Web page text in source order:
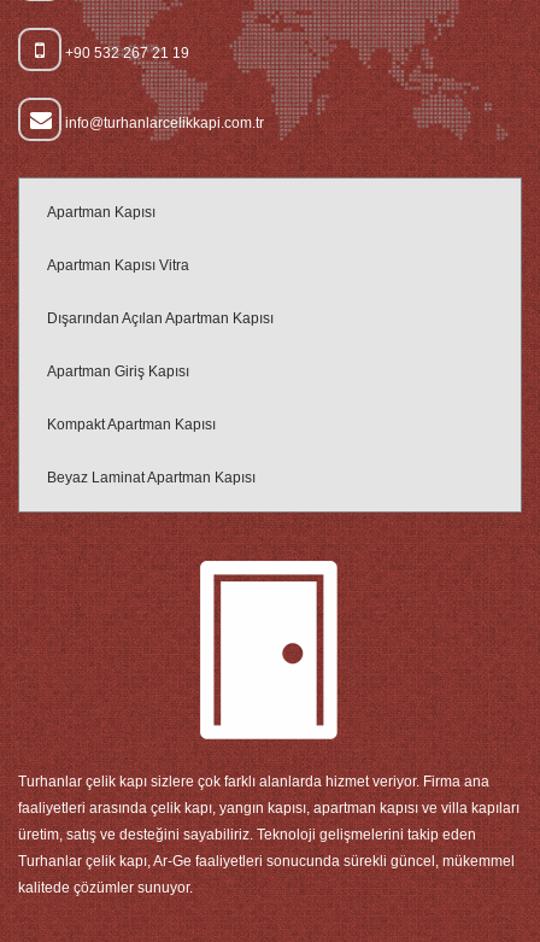
+90 532 267 21 19
info@turhanlarcelikkapi.com.tr
Apartman Kapısı
Apartman Kapısı Vitra
Dışarından Açılan Apartman Kapısı
Apartman Giriş Kapısı
Kompakt Apartman Kapısı
Beyaz Laminat Apartman Kapısı
Turhanlar çelik kapı sizlere çok farklı alanlarda hizmet veriyor. Firma ana
faaliyetleri arasında çelik kapı, yangın kapısı, apartman kapısı ve villa kapıları
üretim, satış ve desteğini sayabiliriz. Teknoloji gelişmelerini takip eden
Turhanlar çelik kapı, Ar-Ge faaliyetleri sonucunda sürekli güncel, mükemmel
kalitede çözümler sunuyor.